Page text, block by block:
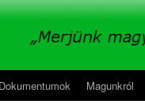
Dokumentumok Magunkról